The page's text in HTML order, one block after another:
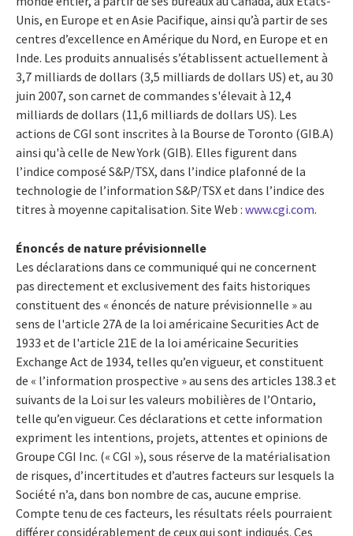
Unis, en Europe et en Asie Pacifique, ainsi qu’à partir de ses
centres d’excellence en Amérique du Nord, en Europe et en
Inde. Les produits annualisés s’établissent actuellement à
3,7 milliards de dollars (3,5 milliards de dollars US) et, au 30
juin 2007, son carnet de commandes s'élevait à 12,4
milliards de dollars (11,6 milliards de dollars US). Les
actions de CGI sont inscrites à la Bourse de Toronto (GIB.A)
ainsi qu'à celle de New York (GIB). Elles figurent dans
l’indice composé S&P/TSX, dans l’indice plafonné de la
technologie de l’information S&P/TSX et dans l’indice des
titres à moyenne capitalisation. Site Web : www.cgi.com.
Énoncés de nature prévisionnelle
Les déclarations dans ce communiqué qui ne concernent
pas directement et exclusivement des faits historiques
constituent des « énoncés de nature prévisionnelle » au
sens de l'article 27A de la loi américaine Securities Act de
1933 et de l'article 21E de la loi américaine Securities
Exchange Act de 1934, telles qu’en vigueur, et constituent
de « l’information prospective » au sens des articles 138.3 et
suivants de la Loi sur les valeurs mobilières de l’Ontario,
telle qu’en vigueur. Ces déclarations et cette information
expriment les intentions, projets, attentes et opinions de
Groupe CGI Inc. (« CGI »), sous réserve de la matérialisation
de risques, d’incertitudes et d’autres facteurs sur lesquels la
Société n’a, dans bon nombre de cas, aucune emprise.
Compte tenu de ces facteurs, les résultats réels pourraient
différer considérablement de ceux qui sont indiqués. Ces